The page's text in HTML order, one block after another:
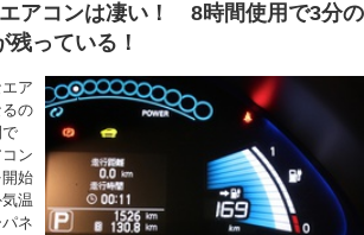
アコンは凄い！ 8時間使用で3分の
っている！
ア
の
ン
始
温
ネ